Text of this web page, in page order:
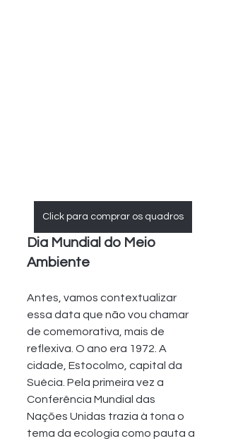
Click para comprar os quadros
Dia Mundial do Meio
Ambiente
Antes, vamos contextualizar
essa data que não vou chamar
de comemorativa, mais de
reflexiva. O ano era 1972. A
cidade, Estocolmo, capital da
Suécia. Pela primeira vez a
Conferência Mundial das
Nações Unidas trazia à tona o
tema da ecologia como pauta a